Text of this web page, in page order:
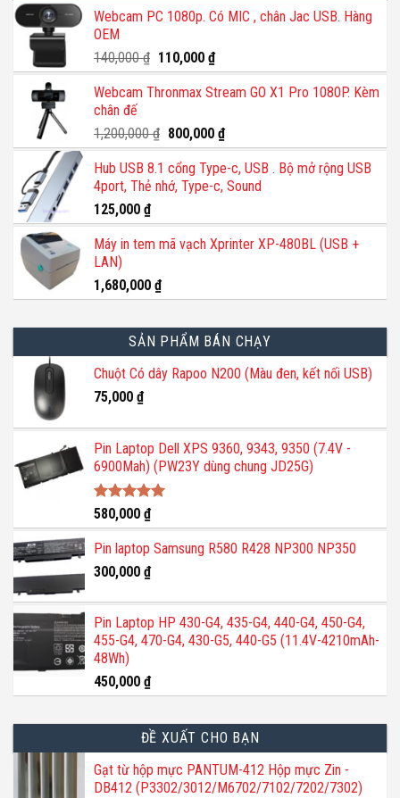
Webcam PC 1080p. Có MIC , chân Jac USB. Hàng
OEM
140,000₫ Giá
gốc
là:
110,000 ₫Giá
hiện
tại
110,000 ₫.
Webcam Thronmax Stream GO X1 Pro 1080P. Kèm
chân đế
1,200,000₫ Giá
gốc
là:
1,200,000 ₫.
800,000 ₫Giá
hiện
tại
là:
Hub USB 8.1 cổng Type-c, USB . Bộ mở rộng USB
4port, Thẻ nhớ, Type-c, Sound
125,000 ₫
Máy in tem mã vạch Xprinter XP-480BL (USB +
LAN)
1,680,000 ₫
SẢN PHẨM BÁN CHẠY
Chuột Có dây Rapoo N200 (Màu đen, kết nối USB)
75,000 ₫
Pin Laptop Dell XPS 9360, 9343, 9350 (7.4V -
6900Mah) (PW23Y dùng chung JD25G)
Được xếp
hạng5.00
5 sao
580,000 ₫
Pin laptop Samsung R580 R428 NP300 NP350
300,000 ₫
Pin Laptop HP 430-G4, 435-G4, 440-G4, 450-G4,
455-G4, 470-G4, 430-G5, 440-G5 (11.4V-4210mAh-
48Wh)
450,000 ₫
ĐỀ XUẤT CHO BẠN
Gạt từ hộp mực PANTUM-412 Hộp mực Zin -
DB412 (P3302/3012/M6702/7102/7202/7302)